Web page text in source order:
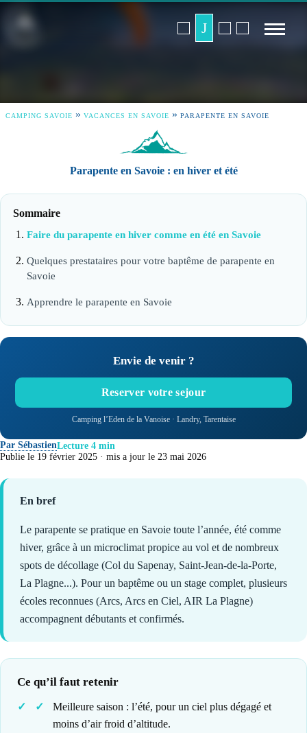
CAMPING SAVOIE » VACANCES EN SAVOIE » PARAPENTE EN SAVOIE
Parapente en Savoie : en hiver et été
Par SébastienLecture 4 min
Publie le 19 février 2025 · mis a jour le 23 mai 2026
En bref
Le parapente se pratique en Savoie toute l’année, été comme
hiver, grâce à un microclimat propice au vol et de nombreux
spots de décollage (Col du Sapenay, Saint-Jean-de-la-Porte,
La Plagne...). Pour un baptême ou un stage complet, plusieurs
écoles reconnues (Arcs, Arcs en Ciel, AIR La Plagne)
accompagnent débutants et confirmés.
Ce qu’il faut retenir
Meilleure saison : l’été, pour un ciel plus dégagé et
moins d’air froid d’altitude.
Sommaire
Faire du parapente en hiver comme en été en Savoie
Quelques prestataires pour votre baptême de parapente en
Savoie
Apprendre le parapente en Savoie
Envie de venir ?
Reserver votre sejour
Camping l’Eden de la Vanoise · Landry, Tarentaise